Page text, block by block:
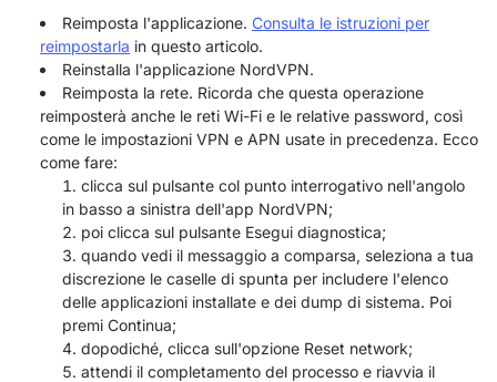
Reimposta l'applicazione. Consulta le istruzioni per
reimpostarla in questo articolo.
Reinstalla l'applicazione NordVPN.
Reimposta la rete. Ricorda che questa operazione
reimposterà anche le reti Wi-Fi e le relative password, così
come le impostazioni VPN e APN usate in precedenza. Ecco
come fare:
clicca sul pulsante col punto interrogativo nell'angolo
in basso a sinistra dell'app NordVPN;
poi clicca sul pulsante Esegui diagnostica;
quando vedi il messaggio a comparsa, seleziona a tua
discrezione le caselle di spunta per includere l'elenco
delle applicazioni installate e dei dump di sistema. Poi
premi Continua;
dopodiché, clicca sull'opzione Reset network;
attendi il completamento del processo e riavvia il